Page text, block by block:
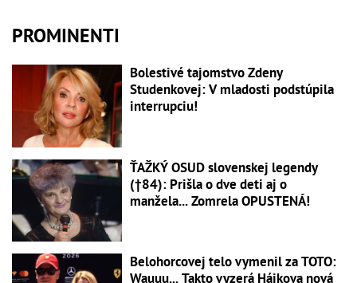
PROMINENTI
Bolestivé tajomstvo Zdeny
Studenkovej: V mladosti podstúpila
interrupciu!
ŤAŽKÝ OSUD slovenskej legendy
(†84): Prišla o dve deti aj o
manžela... Zomrela OPUSTENÁ!
Belohorcovej telo vymenil za TOTO:
Wauuu... Takto vyzerá Hájkova nová